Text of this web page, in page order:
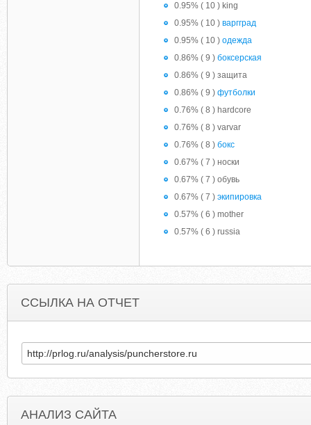
0.95% ( 10 ) king
0.95% ( 10 ) варгград
0.95% ( 10 ) одежда
0.86% ( 9 ) боксерская
0.86% ( 9 ) защита
0.86% ( 9 ) футболки
0.76% ( 8 ) hardcore
0.76% ( 8 ) varvar
0.76% ( 8 ) бокс
0.67% ( 7 ) носки
0.67% ( 7 ) обувь
0.67% ( 7 ) экипировка
0.57% ( 6 ) mother
0.57% ( 6 ) russia
ССЫЛКА НА ОТЧЕТ
АНАЛИЗ САЙТА